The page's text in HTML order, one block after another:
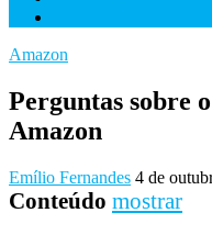
Amazon
Perguntas sobre
Amazon
Emílio Fernandes 4 de
Conteúdo mostrar